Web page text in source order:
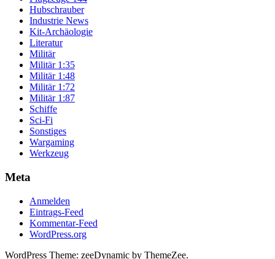
Hubschrauber
Industrie News
Kit-Archäologie
Literatur
Militär
Militär 1:35
Militär 1:48
Militär 1:72
Militär 1:87
Schiffe
Sci-Fi
Sonstiges
Wargaming
Werkzeug
Meta
Anmelden
Eintrags-Feed
Kommentar-Feed
WordPress.org
WordPress Theme: zeeDynamic by ThemeZee.